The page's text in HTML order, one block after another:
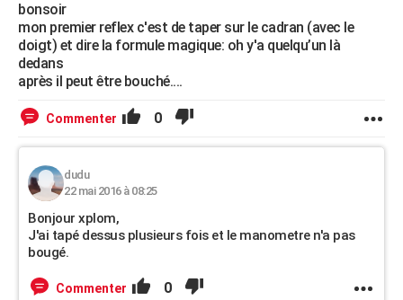
bonsoir
mon premier reflex c'est de taper sur le cadran (avec le
doigt) et dire la formule magique: oh y'a quelqu’un là
dedans
après il peut être bouché....
Commenter 0
dudu
22 mai 2016 à 08:25
Bonjour xplom,
J'ai tapé dessus plusieurs fois et le manometre n'a pas
bougé.
Commenter 0